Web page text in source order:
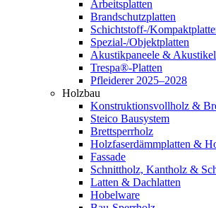
Arbeitsplatten
Brandschutzplatten
Schichtstoff-/
Spezial-/Objektplatten
Akustikpaneele &
Trespa®-Platten
Pfleiderer 2025–2028
Holzbau
Konstruktionsvollholz &
Steico Bausystem
Brettsperrholz
Holzfaserdämmplatten &
Fassade
Schnittholz, Kantholz &
Latten & Dachlatten
Hobelware